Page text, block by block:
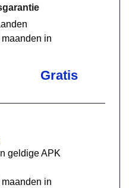
in
Gratis
geldige APK
in